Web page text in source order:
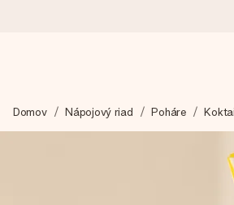
Váš darček starostlivo vyrobíme a
4,7 (na základe +15 000
Domov Nápojový riad Poháre